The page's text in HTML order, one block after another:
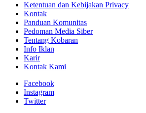
Ketentuan dan Kebijakan Privacy
Kontak
Panduan Komunitas
Pedoman Media Siber
Tentang Kobaran
Info Iklan
Karir
Kontak Kami
Facebook
Instagram
Twitter